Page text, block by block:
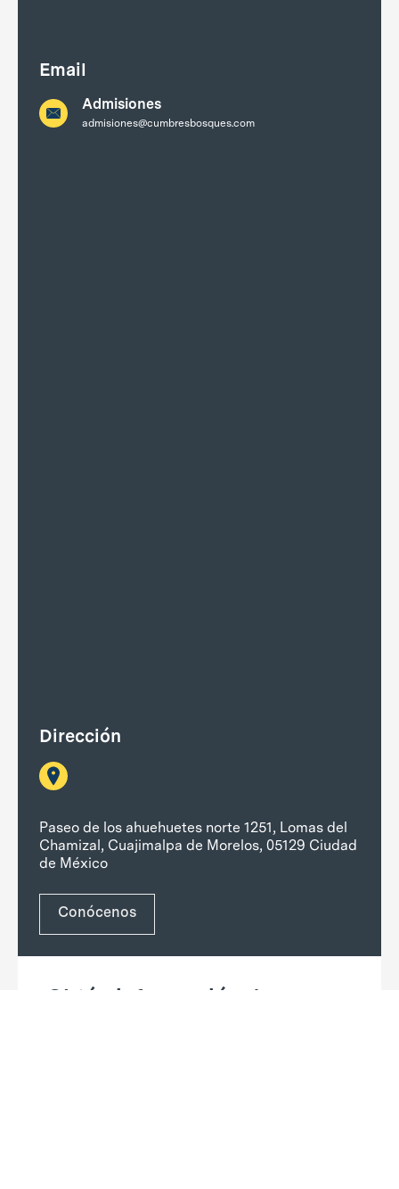
Email
Admisiones
admisiones@cumbresbosques.com
Dirección
Paseo de los ahuehuetes norte 1251, Lomas del
Chamizal, Cuajimalpa de Morelos, 05129 Ciudad
de México
Conócenos
Obtén información de